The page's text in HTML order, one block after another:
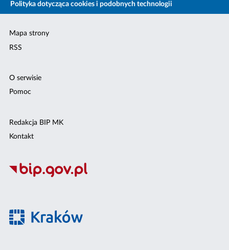
Polityka dotycząca cookies i podobnych technologii
Mapa strony
RSS
O serwisie
Pomoc
Redakcja BIP MK
Kontakt